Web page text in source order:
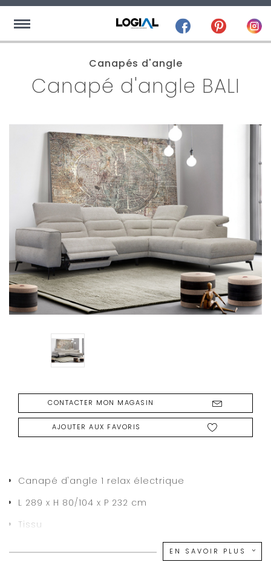
Canapés d'angle
Canapé d'angle BALI
CONTACTER MON MAGASIN
AJOUTER AUX FAVORIS
Canapé d'angle 1 relax électrique
L 289 x H 80/104 x P 232 cm
Tissu
Grand choix de coloris et de revêtements
EN SAVOIR PLUS